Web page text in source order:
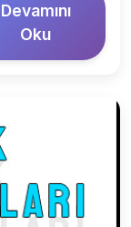
Devamını
Oku